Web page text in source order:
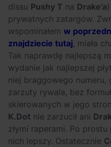
dissu Pushy T na Drake’a
prywatnych zatargów.
wspominałem w
znajdziecie tutaj , miała
Tak naprawdę najlepszą
wydanie jak najlepszej
niej braggowego numeru,
zarzuty rywala, bez
skierowanych w jego
K.Dot nie zarzucił ani
złymi raperami. Po
nich lepszy. Ostatecznie